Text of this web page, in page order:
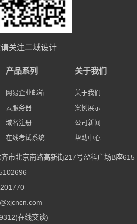
关注二域设计
产品系列
网易企业邮箱
云服务器
域名注册
在线考试系统
关于我们
关于我们
案例展示
公司新闻
帮助中心
市北京南路高新街217号盈科广场B座615
在线交谈)